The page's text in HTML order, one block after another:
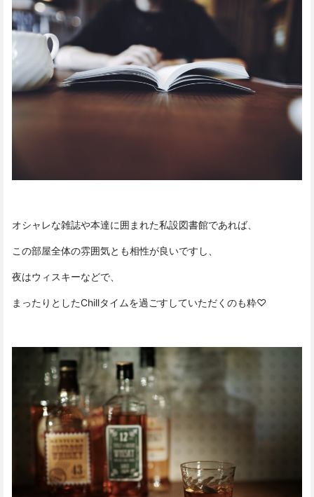
オシャレな雑誌や本達に囲まれた私設図書館であれば、
この部屋全体の雰囲気とも相性が良いですし、
夜はウィスキーなどで、
まったりとしたChillタイムを過ごすしていただくのも粋♡